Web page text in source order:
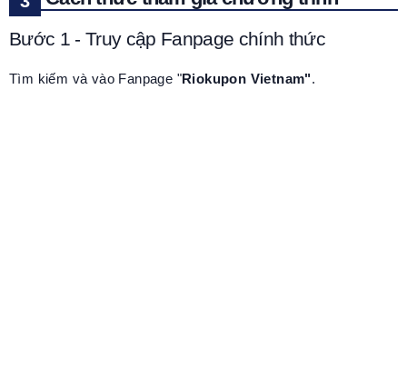
Bước 1 - Truy cập Fanpage chính thức
Tìm kiếm và vào Fanpage "Riokupon Vietnam".